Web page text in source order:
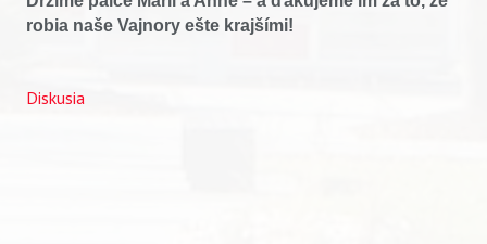
robia naše Vajnory ešte krajšími!
Diskusia